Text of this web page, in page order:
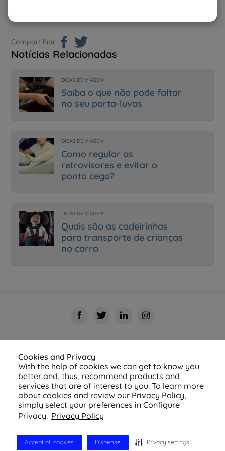
Cookies and Privacy
With the help of cookies we can get to know you
better and, thus, recommend products and
services that are of interest to you. To learn more
about cookies and review our Privacy Policy,
simply select your preferences in Configure
Privacy. Privacy Policy
Accept all cookies Dispense Privacy settings
aqui.
Compartilhar
Notícias Relacionadas
DICAS DE VIAGEM
Saiba o que não pode faltar
no seu porta-luvas
DICAS DE VIAGEM
Como regular os
retrovisores e evitar o
ponto cego?
DICAS DE VIAGEM
Quais são as cadeirinhas
para transporte de crianças
no carro
© 2026 Azul Seguros - Todos os direitos reservados
Política de Privacidade